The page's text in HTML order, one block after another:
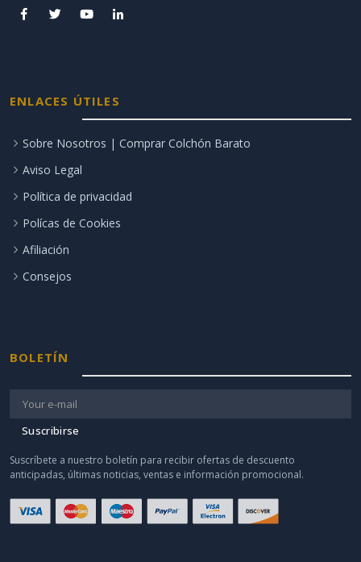
ENLACES ÚTILES
Sobre Nosotros | Comprar Colchón Barato
Aviso Legal
Política de privacidad
Polícas de Cookies
Afiliación
Consejos
BOLETÍN
Suscribirse
Suscríbete a nuestro boletín para recibir ofertas de descuento
anticipadas, últimas noticias, ventas e información promocional.